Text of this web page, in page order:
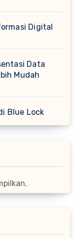
Digital
Data
Mudah
Blue Lock